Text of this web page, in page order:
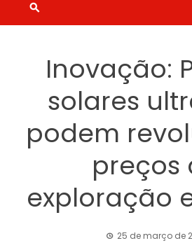
Inovação:
solares
podem
preços
exploração
25 de março de